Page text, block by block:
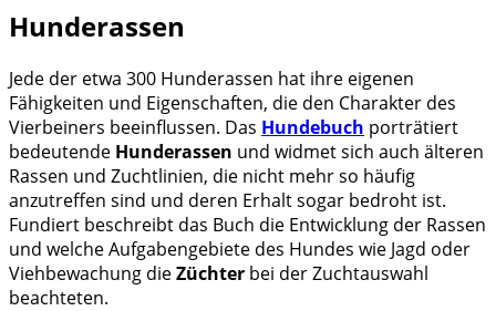
Hunderassen
Jede der etwa 300 Hunderassen hat ihre eigenen
Fähigkeiten und Eigenschaften, die den Charakter des
Vierbeiners beeinflussen. Das Hundebuch porträtiert
bedeutende Hunderassen und widmet sich auch älteren
Rassen und Zuchtlinien, die nicht mehr so häufig
anzutreffen sind und deren Erhalt sogar bedroht ist.
Fundiert beschreibt das Buch die Entwicklung der Rassen
und welche Aufgabengebiete des Hundes wie Jagd oder
Viehbewachung dieZüchter bei der Zuchtauswahl
beachteten.